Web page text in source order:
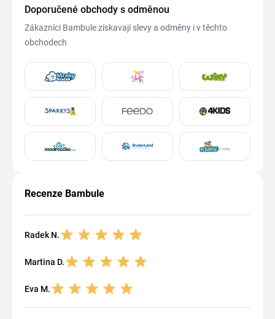
Doporučené obchody s odměnou
Zákazníci Bambule získavají slevy a odměny i v těchto
obchodech
Recenze Bambule
Radek N.
Martina D.
Eva M.